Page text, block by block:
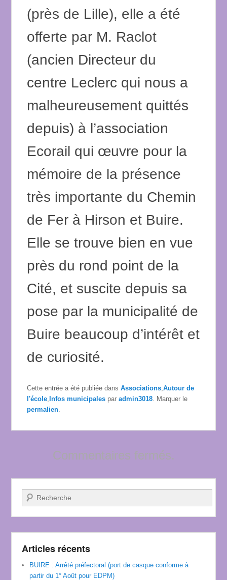
(près de Lille), elle a été
offerte par M. Raclot
(ancien Directeur du
centre Leclerc qui nous a
malheureusement quittés
depuis) à l’association
Ecorail qui œuvre pour la
mémoire de la présence
très importante du Chemin
de Fer à Hirson et Buire.
Elle se trouve bien en vue
près du rond point de la
Cité, et suscite depuis sa
pose par la municipalité de
Buire beaucoup d’intérêt et
de curiosité.
Cette entrée a été publiée dansAssociations ,Autour de
l'école Infos municipales paradmin3018 . Marquer le
permalien
Commentaires fermés.
Recherche
Articles récents
BUIRE : Arrêté préfectoral (port de casque conforme à
partir du 1° Août pour EDPM)